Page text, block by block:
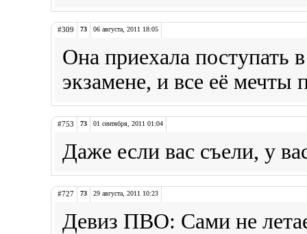
#309 73 06 августа, 2011 18:05
Она приехала поступать
экзамене, и все её мечты
#753 73 01 сентября, 2011 01:04
Даже если вас съели, у
#727 73 29 августа, 2011 10:23
Девиз ПВО: Сами не